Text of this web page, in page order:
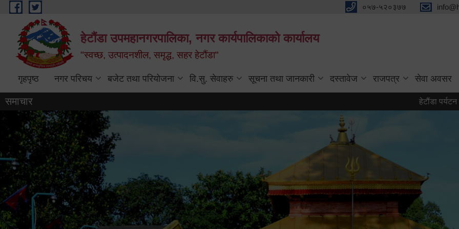
Skip to main content ०५७-५२०३७७
हेटौंडा उपमहानगरपालिका, नगर कार्यपालिकाको कार्यालय
"स्वच्छ, उत्पादनशील, समृद्ध, सहर हेटौंडा"
गृहपृष्ठ नगर परिचय बजेट तथा परियोजना वि.सु. सेवाहरु सूचना तथा जानकारी दस्तावेज राजपत्र सेवा अवसर
समाचार हेटौंडा पर्यटन वर्ष